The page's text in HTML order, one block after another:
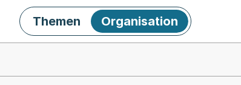
Themen Organisation